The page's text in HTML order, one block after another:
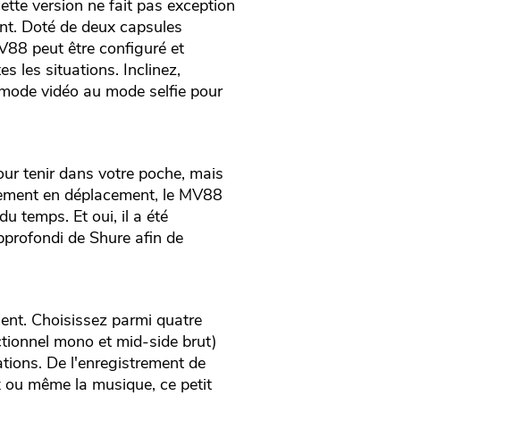
version ne fait pas exception
Doté de deux capsules
peut être configuré et
les situations. Inclinez,
vidéo au mode selfie pour
tenir dans votre poche, mais
en déplacement, le MV88
temps. Et oui, il a été
de Shure afin de
Choisissez parmi quatre
mono et mid-side brut)
De l'enregistrement de
même la musique, ce petit